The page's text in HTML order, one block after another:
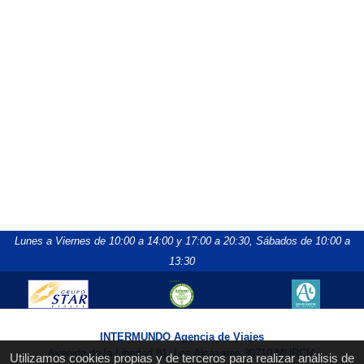
Utilizamos cookies propias y de terceros para realizar análisis de
Lunes a Viernes de 10:00 a 14:00 y 17:00 a 20:30, Sábados de 10:00 a
13:30
INTERMUNDO Agencia de Viajes
Avenida de la Libertad 81, Los Alcázares 30710 MURCIA